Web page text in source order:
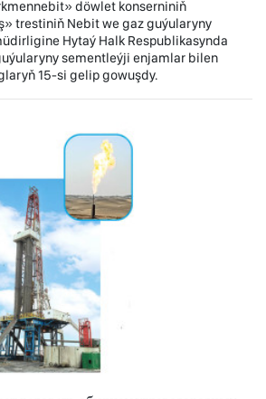
döwlet konserniniň
trestiniň Nebit we gaz guýularyny
Hytaý Halk Respublikasynda
sementleýji enjamlar bilen
15-si gelip gowuşdy.